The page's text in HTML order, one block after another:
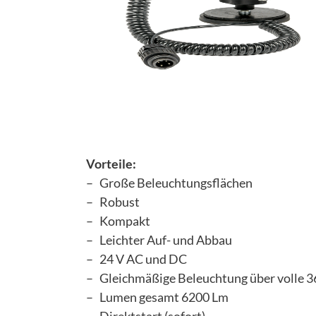
Vorteile:
– Große Beleuchtungsflächen
– Robust
– Kompakt
– Leichter Auf- und Abbau
– 24 V AC und DC
– Gleichmäßige Beleuchtung über volle
– Lumen gesamt 6200 Lm